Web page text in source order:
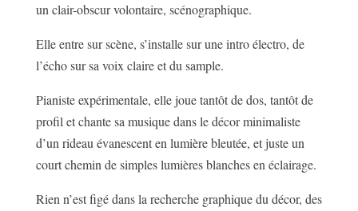
un clair-obscur volontaire, scénographique.
Elle entre sur scène, s’installe sur une intro électro, de
l’écho sur sa voix claire et du sample.
Pianiste expérimentale, elle joue tantôt de dos, tantôt de
profil et chante sa musique dans le décor minimaliste
d’un rideau évanescent en lumière bleutée, et juste un
court chemin de simples lumières blanches en éclairage.
Rien n’est figé dans la recherche graphique du décor, des